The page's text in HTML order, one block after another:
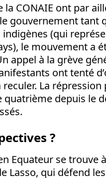
la CONAIE ont par
gouvernement tant
(qui
le mouvement a
appel à la grève
ont tenté
La
quatrième depuis
?
Equateur se trouve
Lasso, qui défend